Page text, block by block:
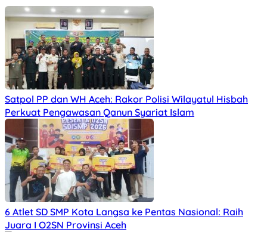
Satpol PP dan WH Aceh: Rakor Polisi Wilayatul Hisbah
Perkuat Pengawasan Qanun Syariat Islam
6 Atlet SD SMP Kota Langsa ke Pentas Nasional: Raih
Juara I O2SN Provinsi Aceh